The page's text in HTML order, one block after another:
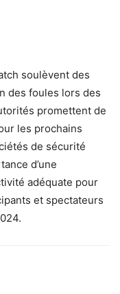
soulèvent des
des foules lors des
promettent de
les prochains
de sécurité
d’une
adéquate pour
et spectateurs